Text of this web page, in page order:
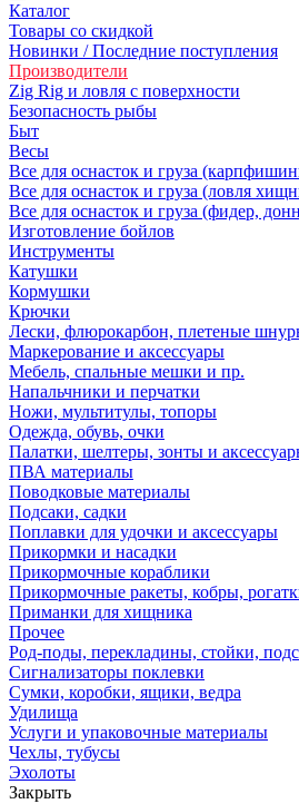
Каталог
Товары со скидкой
Новинки / Последние поступления
Производители
Zig Rig и ловля с поверхности
Безoпасность рыбы
Быт
Весы
Все для оснасток и груза
Все для оснасток и груза (ловля
Все для оснасток и груза (фидер,
Изготовление бойлов
Инструменты
Катушки
Кормушки
Крючки
Лески, флюрокарбон, плетеные
Маркерование и аксессуары
Мебель, спальные мешки и пр.
Напальчники и перчатки
Ножи, мультитулы, топоры
Одежда, обувь, очки
Палатки, шелтеры, зонты и
ПВА материалы
Поводковые материалы
Подсаки, садки
Поплавки для удочки и аксессуары
Прикормки и насадки
Прикормочные кораблики
Прикормочные ракеты, кобры,
Приманки для хищника
Прочее
Род-поды, перекладины, стойки,
Сигнализаторы поклевки
Сумки, коробки, ящики, ведра
Удилища
Услуги и упаковочные материалы
Чехлы, тубусы
Эхолоты
Закрыть